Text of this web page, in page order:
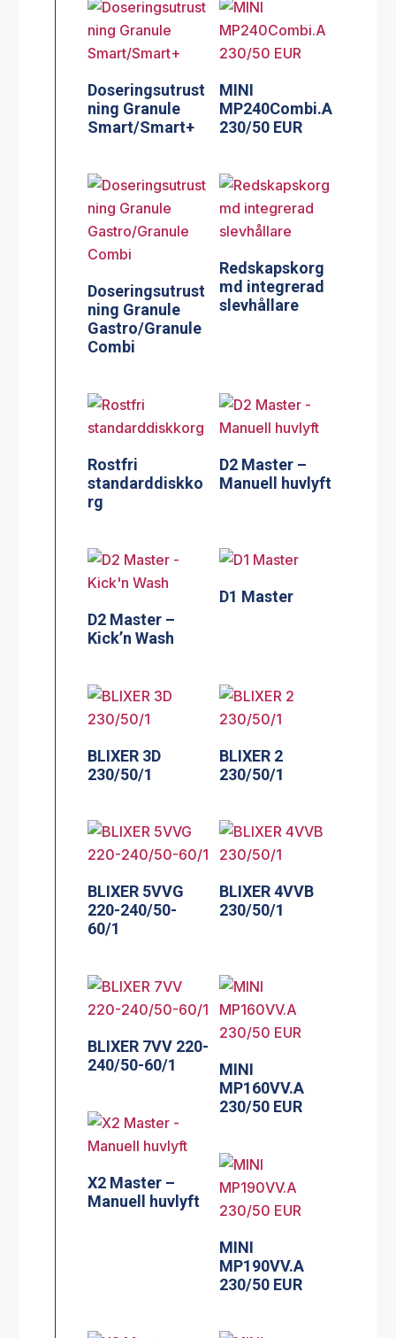
Doseringsutrust
ning Granule
Smart/Smart+
MINI
MP240Combi.A
230/50 EUR
Doseringsutrust
ning Granule
Gastro/Granule
Combi
Redskapskorg
md integrerad
slevhållare
Rostfri
standarddiskko
rg
D2 Master –
Manuell huvlyft
D2 Master –
Kick’n Wash
D1 Master
BLIXER 3D
230/50/1
BLIXER 2
230/50/1
BLIXER 5VVG
220-240/50-
60/1
BLIXER 4VVB
230/50/1
BLIXER 7VV 220-
240/50-60/1
MINI
MP160VV.A
230/50 EUR
X2 Master –
Manuell huvlyft
MINI
MP190VV.A
230/50 EUR